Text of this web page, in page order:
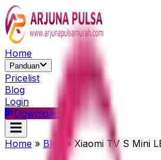
Home
Panduan
Pricelist
Blog
Login
Download
Home » Blog »Xiaomi TV S Mini